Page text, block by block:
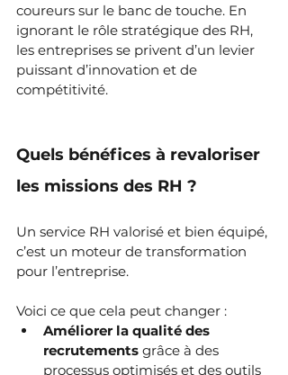
coureurs sur le banc de touche. En
ignorant le rôle stratégique des RH,
les entreprises se privent d’un levier
puissant d’innovation et de
compétitivité.
Quels bénéfices à revaloriser
les missions des RH ?
Un service RH valorisé et bien équipé,
c’est un moteur de transformation
pour l’entreprise.
Voici ce que cela peut changer :
Améliorer la qualité des
recrutements grâce à des
processus optimisés et des outils